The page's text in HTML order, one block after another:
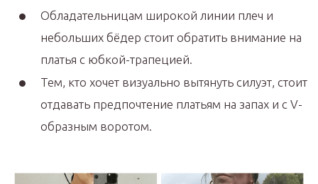
Обладательницам широкой линии плеч и
небольших бёдер стоит обратить внимание на
платья с юбкой-трапецией.
Тем, кто хочет визуально вытянуть силуэт, стоит
отдавать предпочтение платьям на запах и с V-
образным воротом.